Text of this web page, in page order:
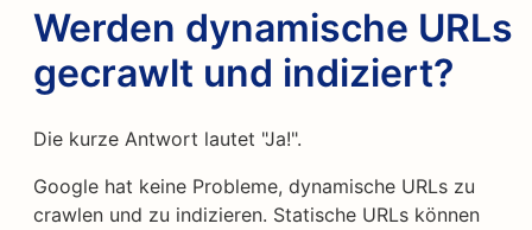
Werden dynamische URLs
gecrawlt und indiziert?
Die kurze Antwort lautet "Ja!".
Google hat keine Probleme, dynamische URLs zu
crawlen und zu indizieren. Statische URLs können